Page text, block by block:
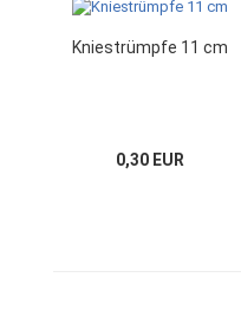
Kniestrümpfe 11 cm
0,30 EUR